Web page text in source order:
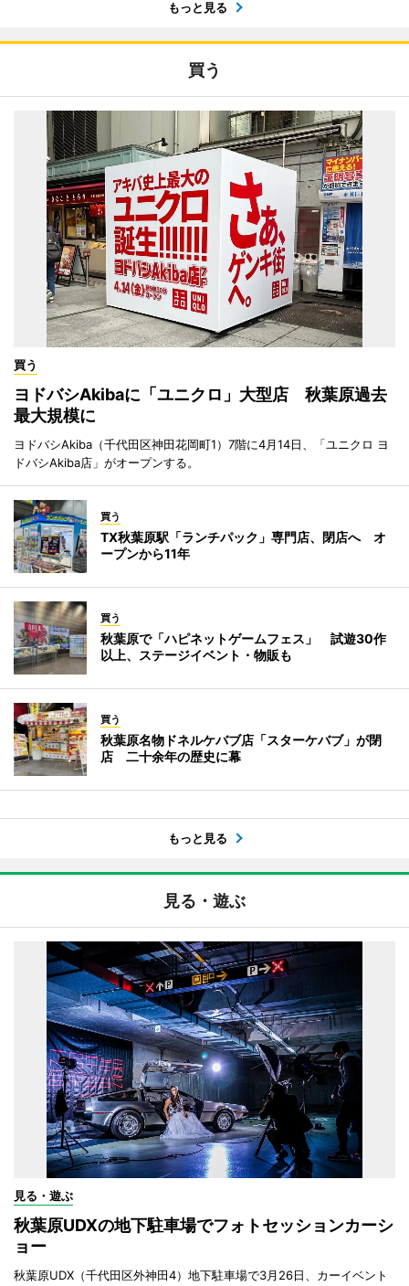
もっと見る
買う
買う
ヨドバシAkibaに「ユニクロ」大型店 秋葉原過去
最大規模に
ヨドバシAkiba（千代田区神田花岡町1）7階に4月14日、「ユニクロ ヨ
ドバシAkiba店」がオープンする。
買う
TX秋葉原駅「ランチパック」専門店、閉店へ オ
ープンから11年
買う
秋葉原で「ハピネットゲームフェス」 試遊30作
以上、ステージイベント・物販も
買う
秋葉原名物ドネルケバブ店「スターケバブ」が閉
店 二十余年の歴史に幕
もっと見る
見る・遊ぶ
見る・遊ぶ
秋葉原UDXの地下駐車場でフォトセッションカーシ
ョー
秋葉原UDX（千代田区外神田4）地下駐車場で3月26日、カーイベント